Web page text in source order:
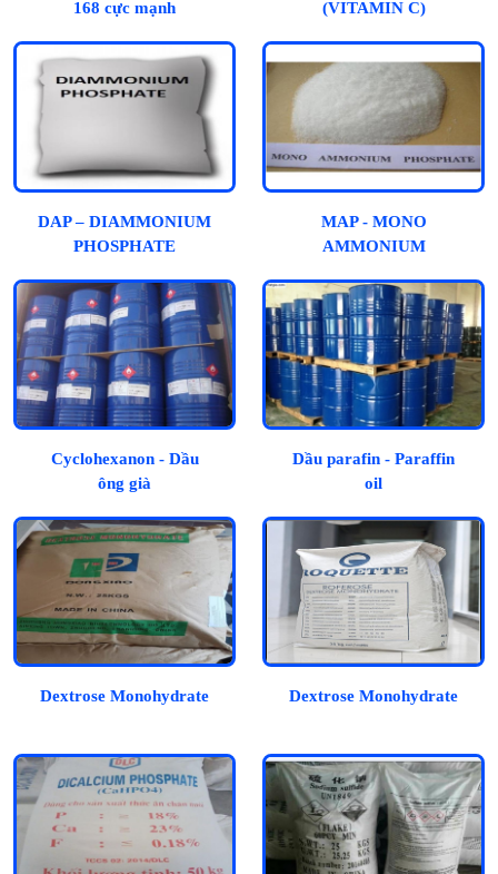
168 cực mạnh
(VITAMIN C)
DAP – DIAMMONIUM
PHOSPHATE
MAP - MONO
AMMONIUM
Cyclohexanon - Dầu
ông già
Dầu parafin - Paraffin
oil
Dextrose Monohydrate Dextrose Monohydrate